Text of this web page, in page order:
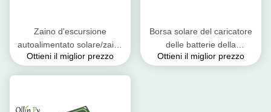
Zaino d'escursione
autoalimentato solare/zaino
batteria solare per i telefoni
Ottieni il miglior prezzo
Borsa solare del caricatore
delle batterie della
compressa con il materiale
Ottieni il miglior prezzo